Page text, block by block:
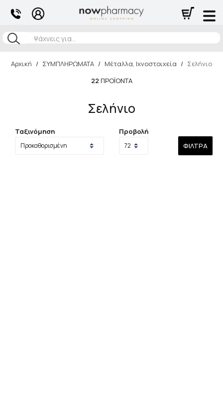
Αναζήτηση
Αρχική / ΣΥΜΠΛΗΡΩΜΑΤΑ / Μέταλλα, Ιχνοστοιχεία / Σελήνιο
22 ΠΡΟΪΌΝΤΑ
Σελήνιο
Ταξινόμηση
Προβολή
ΦΊΛΤΡΑ